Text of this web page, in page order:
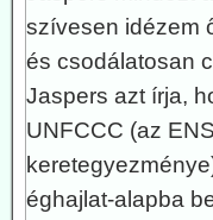
szívesen idézem
és csodálatosan
Jaspers azt írja,
UNFCCC (az
éghajlat-alapba